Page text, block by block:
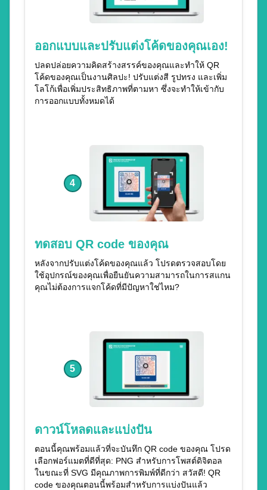
ออกแบบและปรับแต่งโค้ดของคุณเอง!
ปลดปล่อยความคิดสร้างสรรค์ของคุณและทำให้ QR
โค้ดของคุณเป็นงานศิลปะ! ปรับแต่งสี รูปทรง และเพิ่ม
โลโก้เพื่อเพิ่มประสิทธิภาพที่ตามหา ซึ่งจะทำให้เข้ากับ
การออกแบบทั้งหมดได้
4
ทดสอบ QR code ของคุณ
หลังจากปรับแต่งโค้ดของคุณแล้ว โปรดตรวจสอบโดย
ใช้อุปกรณ์ของคุณเพื่อยืนยันความสามารถในการสแกน
คุณไม่ต้องการแจกโค้ดที่มีปัญหาใช่ไหม?
5
ดาวน์โหลดและแบ่งปัน
ตอนนี้คุณพร้อมแล้วที่จะบันทึก QR code ของคุณ โปรด
เลือกฟอร์แมตที่ดีที่สุด: PNG สำหรับการโพสต์ดิจิตอล
ในขณะที่ SVG มีคุณภาพการพิมพ์ที่ดีกว่า สวัสดี! QR
code ของคุณตอนนี้พร้อมสำหรับการแบ่งปันแล้ว